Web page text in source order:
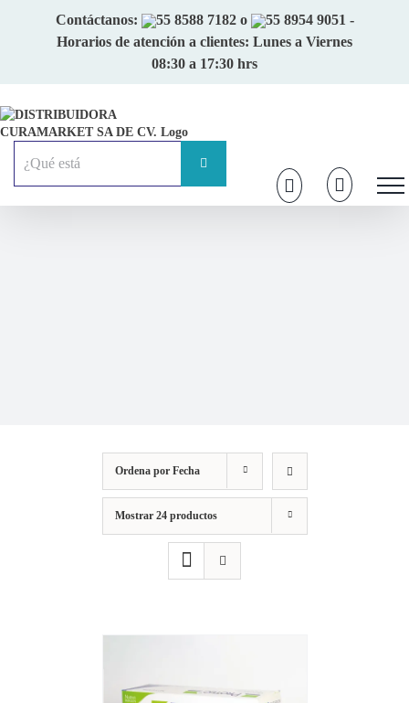
Contáctanos: 55 8588 7182o 55 8954 9051 -
Horarios de atención a clientes: Lunes a Viernes
08:30 a 17:30 hrs
Ordena por Fecha
Mostrar 24 productos